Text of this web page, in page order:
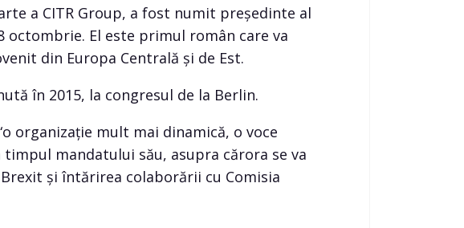
a CITR Group, a fost numit președinte al
octombrie. El este primul român care va
din Europa Centrală și de Est.
în 2015, la congresul de la Berlin.
organizație mult mai dinamică, o voce
mandatului său, asupra cărora se va
și întărirea colaborării cu Comisia